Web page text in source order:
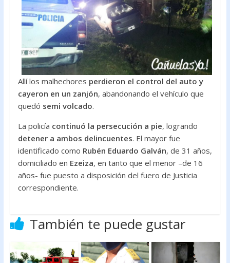
Allí los malhechores perdieron el control del auto y
cayeron en un zanjón, abandonando el vehículo que
quedó semi volcado.
La policía continuó la persecución a pie, logrando
detener a ambos delincuentes. El mayor fue
identificado como Rubén Eduardo Galván, de 31 años,
domiciliado en Ezeiza, en tanto que el menor –de 16
años- fue puesto a disposición del fuero de Justicia
correspondiente.
También te puede gustar